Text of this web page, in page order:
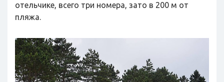
отельчике, всего три номера, зато в 200 м от
пляжа.